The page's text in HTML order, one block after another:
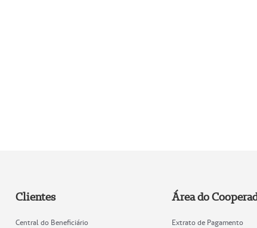
Clientes
Central do Beneficiário
Área do
Extrato de Pagamento